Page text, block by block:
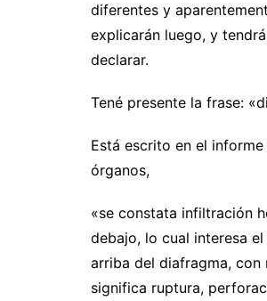
diferentes y
explicarán luego, y
declarar.
Tené presente la frase:
Está escrito en el
órganos,
«se constata infiltración
debajo, lo cual interesa
arriba del diafragma,
significa ruptura,